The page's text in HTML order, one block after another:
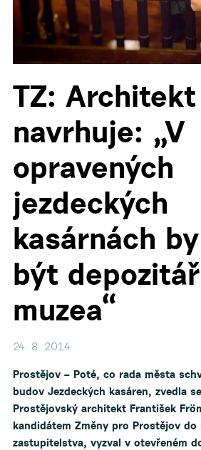
TZ:
navrhuje: „V
opravených
jezdeckých
kasárnách
být depozitář
muzea“
24. 8. 2014
Prostějov – Poté, co rada města
budov Jezdeckých kasáren, zvedla
Prostějovský architekt František
kandidátem Změny pro Prostějov do
zastupitelstva, vyzval v otevřeném